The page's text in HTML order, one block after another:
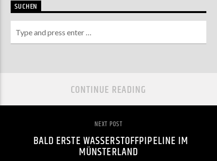
SUCHEN
CONTINUE READING
NEXT POST
BALD ERSTE WASSERSTOFFPIPELINE IM
MÜNSTERLAND